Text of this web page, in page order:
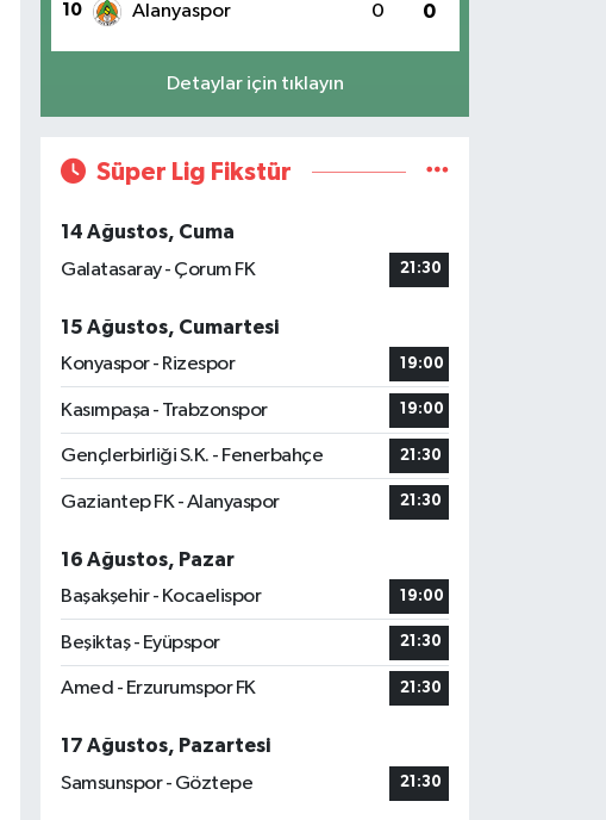
10 Alanyaspor 0 0
Detaylar için tıklayın
Süper Lig Fikstür
14 Ağustos, Cuma
Galatasaray - Çorum FK
21:30
15 Ağustos, Cumartesi
Konyaspor - Rizespor
19:00
Kasımpaşa - Trabzonspor 19:00
Gençlerbirliği S.K. - Fenerbahçe 21:30
Gaziantep FK - Alanyaspor 21:30
16 Ağustos, Pazar
Başakşehir - Kocaelispor
19:00
Beşiktaş - Eyüpspor 21:30
Amed - Erzurumspor FK 21:30
17 Ağustos, Pazartesi
Samsunspor - Göztepe
21:30